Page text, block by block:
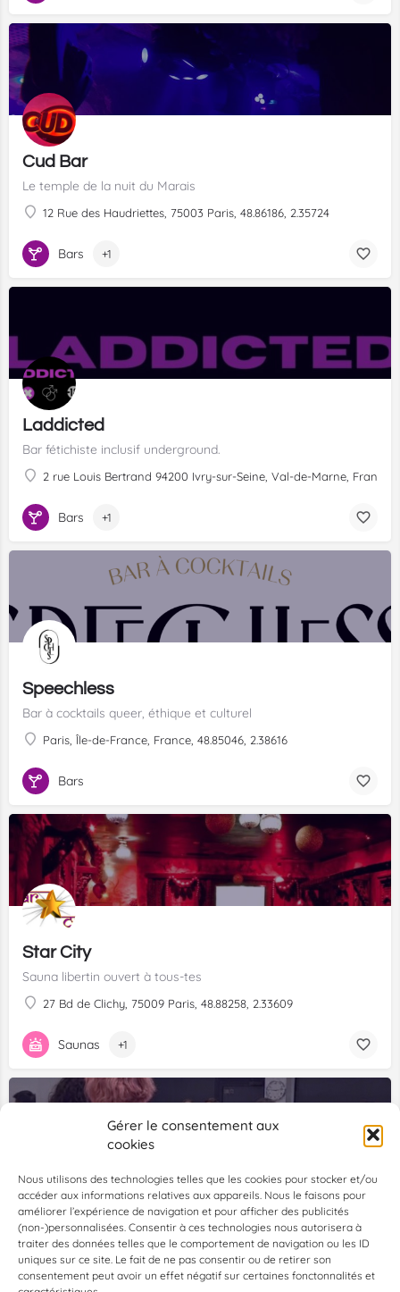
Gérer le consentement aux
cookies
Nous utilisons des technologies telles que les cookies pour stocker et/ou
accéder aux informations relatives aux appareils. Nous le faisons pour
améliorer l’expérience de navigation et pour afficher des publicités
(non-)personnalisées. Consentir à ces technologies nous autorisera à
traiter des données telles que le comportement de navigation ou les ID
uniques sur ce site. Le fait de ne pas consentir ou de retirer son
consentement peut avoir un effet négatif sur certaines fonctonnalités et
Cud Bar
Le temple de la nuit du Marais
12 Rue des Haudriettes, 75003 Paris, 48.86186, 2.35724
Bars +1
Laddicted
Bar fétichiste inclusif underground.
2 rue Louis Bertrand 94200 Ivry-sur-Seine, Val-de-Marne, France,
Bars +1
Speechless
Bar à cocktails queer, éthique et culturel
Paris, Île-de-France, France, 48.85046, 2.38616
Bars
Star City
Sauna libertin ouvert à tous-tes
27 Bd de Clichy, 75009 Paris, 48.88258, 2.33609
Saunas +1
Asso Queer Salsa Paris
Parce que ce sont nos vies que nous dansons, pas celle qu'on a voulu nous imposer ! Alors danse qui tu es, comme tu es.
27 Rue de Chabrol, 75010 Paris, France, 48.87670, 2.35388